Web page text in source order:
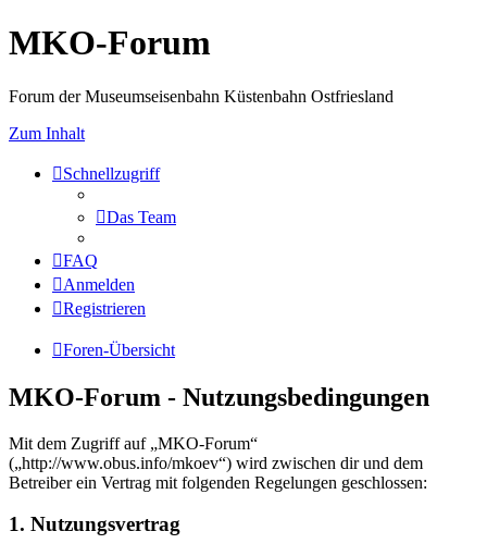
MKO-Forum
Forum der Museumseisenbahn Küstenbahn Ostfriesland
Zum Inhalt
Schnellzugriff
Das Team
FAQ
Anmelden
Registrieren
Foren-Übersicht
MKO-Forum - Nutzungsbedingungen
Mit dem Zugriff auf „MKO-Forum“
(„http://www.obus.info/mkoev“) wird zwischen dir und dem
Betreiber ein Vertrag mit folgenden Regelungen geschlossen:
1. Nutzungsvertrag